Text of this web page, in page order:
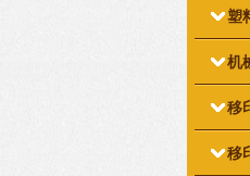
塑
机
移
移